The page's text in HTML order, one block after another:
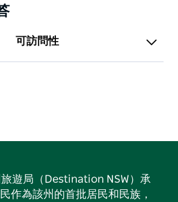
可訪問性
遊局（Destination NSW）承
作為該州的首批居民和民族，